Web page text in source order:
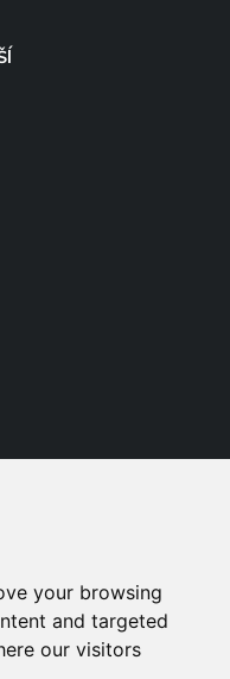
your browsing
and targeted
our visitors